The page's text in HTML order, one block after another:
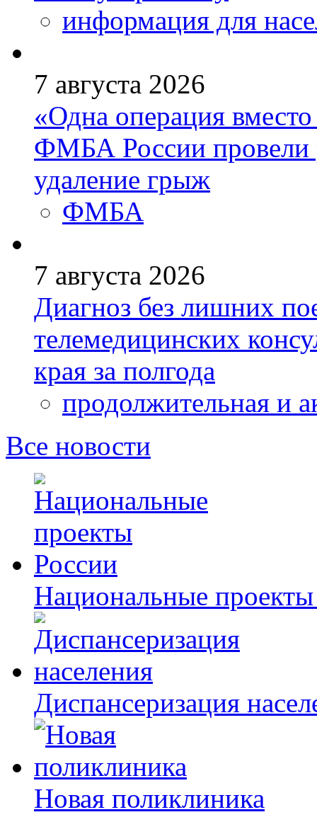
информация для
7 августа 2026
«Одна операция
ФМБА России провели
удаление грыж
ФМБА
7 августа 2026
Диагноз без лишних
телемедицинских
края за полгода
продолжительная и
Все новости
Национальные
Диспансеризация
Новая поликлиника